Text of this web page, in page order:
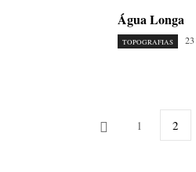
Água Longa
TOPOGRAFIAS
1 2